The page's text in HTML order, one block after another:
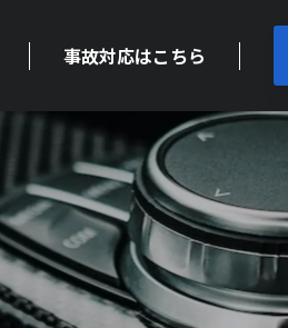
事故対応はこちら